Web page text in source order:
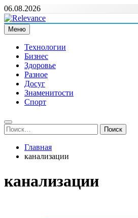
Перейти
к
содержимому
06.08.2026
Relevance
Релевантні новини — саме те, що вам
Меню
Технологии
Бизнес
Здоровье
Разное
Досуг
Знаменитости
Спорт
Найти:
Главная
канализации
канализации